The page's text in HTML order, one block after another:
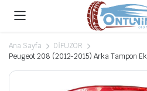
Ana Sayfa
DİFÜZÖR
Peugeot 208 (2012-2015) Arka Tampon